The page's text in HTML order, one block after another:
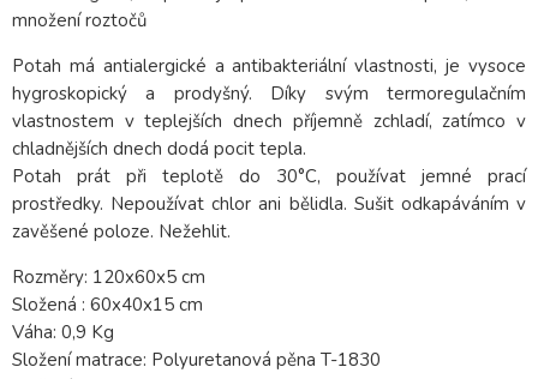
množení roztočů
Potah má antialergické a antibakteriální vlastnosti, je vysoce
hygroskopický a prodyšný. Díky svým termoregulačním
vlastnostem v teplejších dnech příjemně zchladí, zatímco v
chladnějších dnech dodá pocit tepla.
Potah prát při teplotě do 30°C, používat jemné prací
prostředky. Nepoužívat chlor ani bělidla. Sušit odkapáváním v
zavěšené poloze. Nežehlit.
Rozměry: 120x60x5 cm
Složená : 60x40x15 cm
Váha: 0,9 Kg
Složení matrace: Polyuretanová pěna T-1830